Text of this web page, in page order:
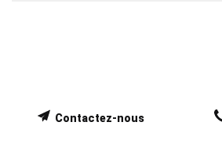
Contactez-nous